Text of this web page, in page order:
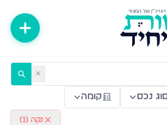
— רשות היחיד ✕
נכס קומה
נקה ( 1
)